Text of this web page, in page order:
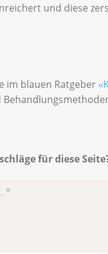
und diese
im blauen Ratgeber
für diese